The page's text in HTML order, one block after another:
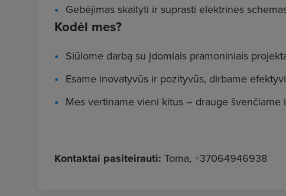
Gebėjimas skaityti ir suprasti elektrines
Kodėl mes?
Siūlome darbą su įdomiais pramoniniais
Esame inovatyvūs ir pozityvūs, dirbame
Mes vertiname vieni kitus – drauge švenčiame
Kontaktai pasiteirauti: Toma, +37064946938